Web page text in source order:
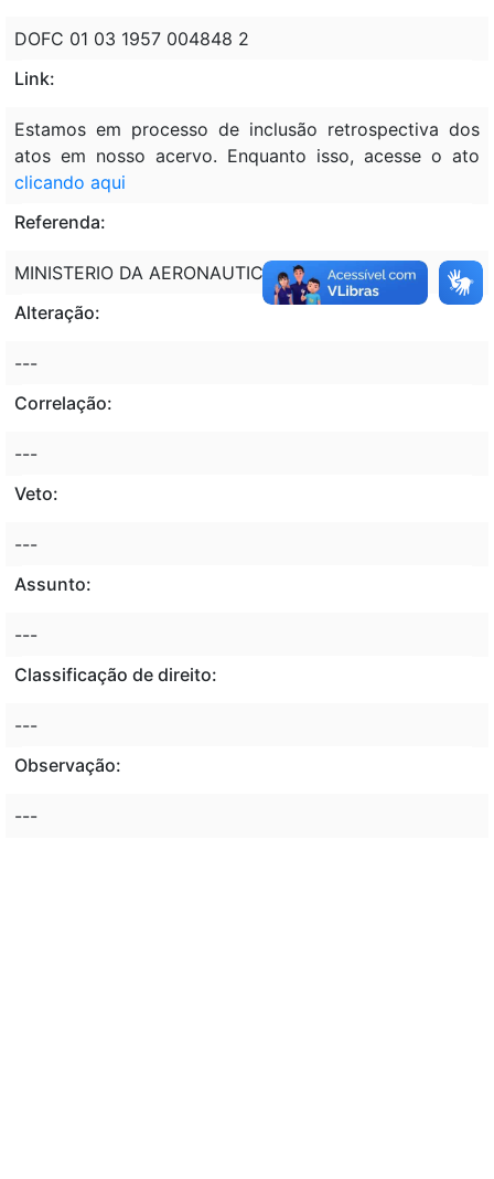
DOFC 01 03 1957 004848 2
Link:
Estamos em processo de inclusão retrospectiva dos
atos em nosso acervo. Enquanto isso, acesse o ato
clicando aqui
Referenda:
MINISTERIO DA AERONAUTICA - MAER
Alteração:
---
Correlação:
---
Veto:
---
Assunto:
---
Classificação de direito:
---
Observação:
---